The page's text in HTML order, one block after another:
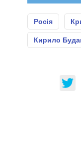
Росія
Кирило